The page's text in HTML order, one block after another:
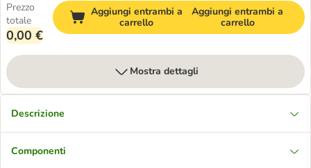
Prezzo
totale
0,00 €
Aggiungi entrambi a
carrello
Aggiungi entrambi a
carrello
Mostra dettagli
Descrizione
Componenti